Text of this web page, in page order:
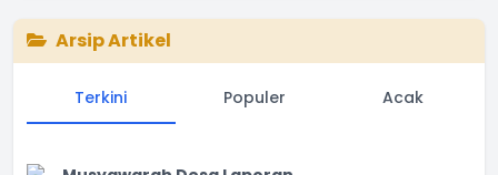
Arsip Artikel
Terkini Populer Acak